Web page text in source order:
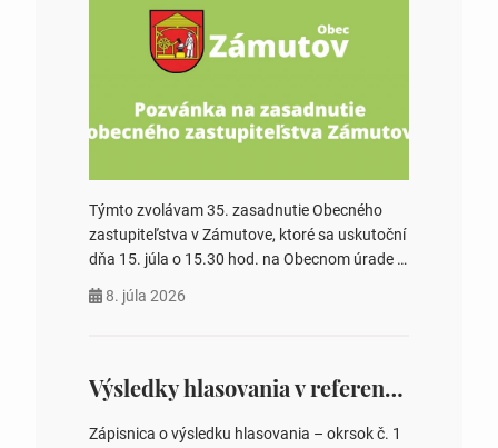
Týmto zvolávam 35. zasadnutie Obecného
zastupiteľstva v Zámutove, ktoré sa uskutoční
dňa 15. júla o 15.30 hod. na Obecnom úrade v
rokovania 2. Schválenie návrhovej komisie a
zastupiteľstiev, počtu poslancov obecných
zastupiteľstiev v nich 4. Schválenie odpredaja
obecného pozemku –…
8. júla 2026
Výsledky hlasovania v referende 2026
Zápisnica o výsledku hlasovania – okrsok č. 1